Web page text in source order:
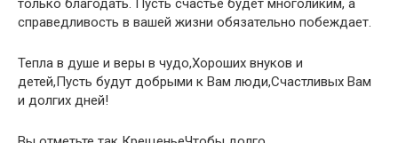
только благодать. Пусть счастье будет многоликим, а
справедливость в вашей жизни обязательно побеждает.
Тепла в душе и веры в чудо,Хороших внуков и
детей,Пусть будут добрыми к Вам люди,Счастливых Вам
и долгих дней!